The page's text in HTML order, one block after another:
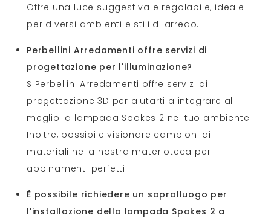
Offre una luce suggestiva e regolabile, ideale
per diversi ambienti e stili di arredo.
Perbellini Arredamenti offre servizi di
progettazione per l'illuminazione?
S Perbellini Arredamenti offre servizi di
progettazione 3D per aiutarti a integrare al
meglio la lampada Spokes 2 nel tuo ambiente.
Inoltre, possibile visionare campioni di
materiali nella nostra materioteca per
abbinamenti perfetti.
È possibile richiedere un sopralluogo per
l'installazione della lampada Spokes 2 a